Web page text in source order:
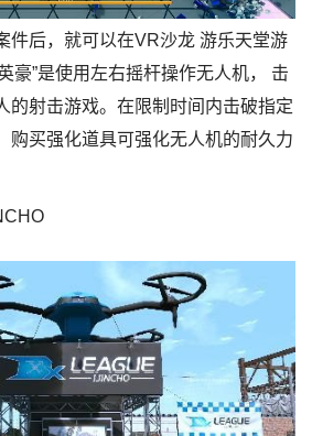
件后，就可以在VR沙龙 游乐天堂游
豪”是使用左右摇杆操作无人机， 击
的射击游戏。在限制时间内击破指定
购买强化道具可强化无人机的耐久力